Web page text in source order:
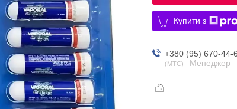
Купити з
+380 (95) 670-44-
МТС Менеджер